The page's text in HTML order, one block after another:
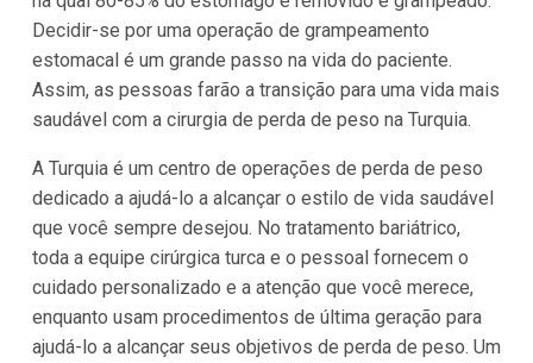
Decidir-se por uma operação de grampeamento
estomacal é um grande passo na vida do paciente.
Assim, as pessoas farão a transição para uma vida mais
saudável com a cirurgia de perda de peso na Turquia.
A Turquia é um centro de operações de perda de peso
dedicado a ajudá-lo a alcançar o estilo de vida saudável
que você sempre desejou. No tratamento bariátrico,
toda a equipe cirúrgica turca e o pessoal fornecem o
cuidado personalizado e a atenção que você merece,
enquanto usam procedimentos de última geração para
ajudá-lo a alcançar seus objetivos de perda de peso. Um